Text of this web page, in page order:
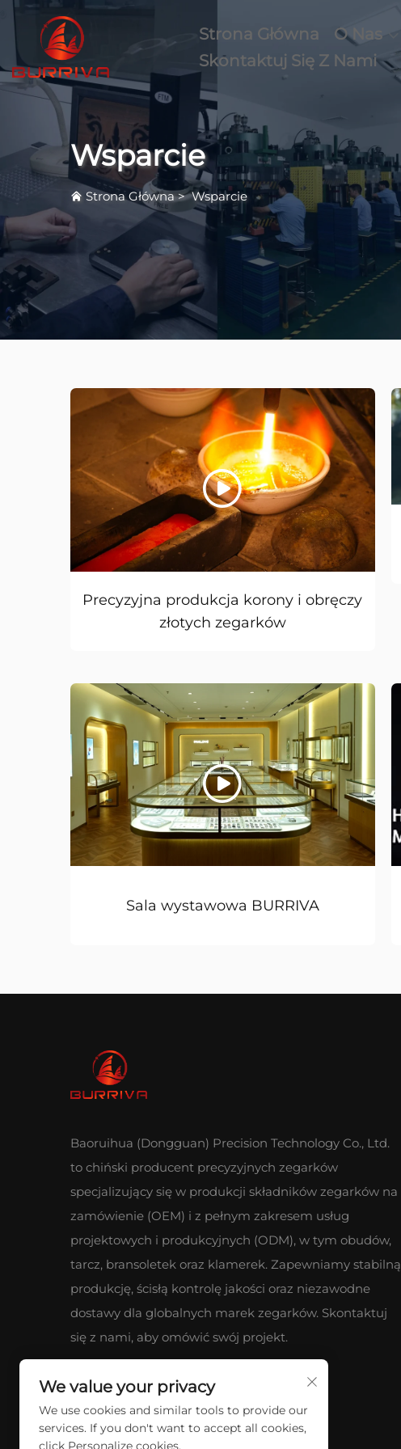
Strona Główna O Nas
Skontaktuj Się Z Nami
Wsparcie
Strona Główna>Wsparcie
Precyzyjna produkcja korony i obręczy
złotych zegarków
Sala wystawowa BURRIVA
Baoruihua (Dongguan) Precision Technology Co., Ltd.
to chiński producent precyzyjnych zegarków
specjalizujący się w produkcji składników zegarków na
zamówienie (OEM) i z pełnym zakresem usług
projektowych i produkcyjnych (ODM), w tym obudów,
tarcz, bransoletek oraz klamerek. Zapewniamy stabilną
produkcję, ścisłą kontrolę jakości oraz niezawodne
dostawy dla globalnych marek zegarków. Skontaktuj
się z nami, aby omówić swój projekt.
We value your privacy
We use cookies and similar tools to provide our
services. If you don't want to accept all cookies,
click Personalize cookies.